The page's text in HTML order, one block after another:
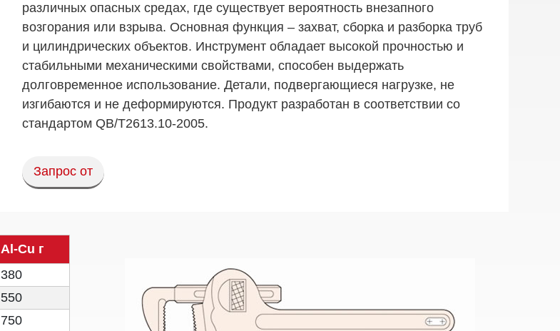
различных опасных средах, где существует вероятность внезапного
возгорания или взрыва. Основная функция – захват, сборка и разборка труб
и цилиндрических объектов. Инструмент обладает высокой прочностью и
стабильными механическими свойствами, способен выдержать
долговременное использование. Детали, подвергающиеся нагрузке, не
изгибаются и не деформируются. Продукт разработан в соответствии со
стандартом QB/T2613.10-2005.
Запрос от
Al-Cu г
380
550
750